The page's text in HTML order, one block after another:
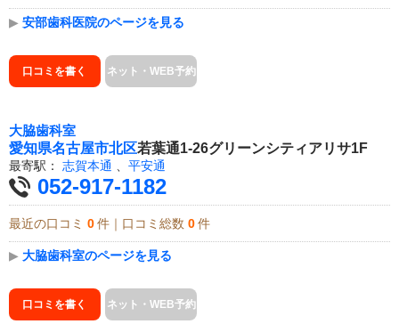
▶ 安部歯科医院のページを見る
口コミを書く ネット・WEB予約
大脇歯科室
愛知県名古屋市北区若葉通1-26グリーンシティアリサ1F
最寄駅： 志賀本通 、 平安通
052-917-1182
最近の口コミ 0 件｜口コミ総数 0 件
▶ 大脇歯科室のページを見る
口コミを書く ネット・WEB予約